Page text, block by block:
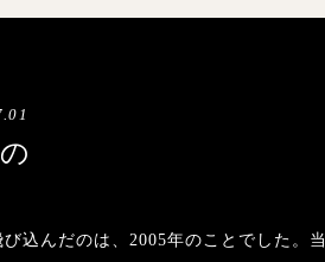
込んだのは、2005年のことでした。当